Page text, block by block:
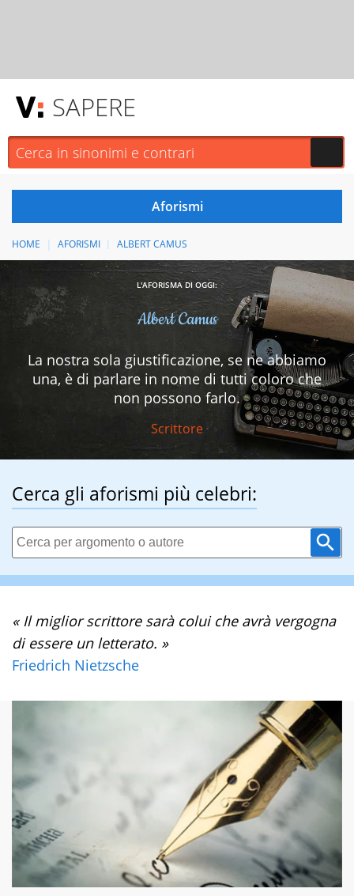
SAPERE
HOME AFORISMI ALBERT CAMUS
L'AFORISMA DI OGGI:
Albert Camus
La nostra sola giustificazione, se ne abbiamo
una, è di parlare in nome di tutti coloro che
non possono farlo.
Scrittore
Cerca gli aforismi più celebri:
« Il miglior scrittore sarà colui che avrà vergogna
di essere un letterato. »
Friedrich Nietzsche